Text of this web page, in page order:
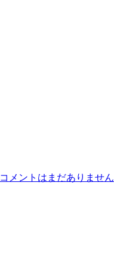
コメントはまだありません